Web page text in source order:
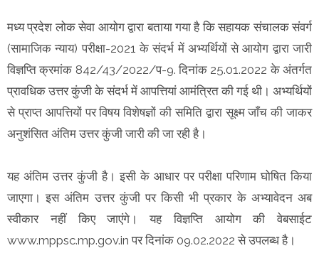
मध्य प्रदेश लोक सेवा आयोग द्वारा बताया गया है कि सहायक संचालक संवर्ग
(सामाजिक न्याय) परीक्षा-2021 के संदर्भ में अभ्यर्थियों से आयोग द्वारा जारी
विज्ञप्ति क्रमांक 842/43/2022/प-9. दिनांक 25.01.2022 के अंतर्गत
प्रावधिक उत्तर कुंजी के संदर्भ में आपत्तियां आमंत्रित की गई थी। अभ्यर्थियों
से प्राप्त आपत्तियों पर विषय विशेषज्ञों की समिति द्वारा सूक्ष्म जाँच की जाकर
अनुशंसित अंतिम उत्तर कुंजी जारी की जा रही है।
यह अंतिम उत्तर कुंजी है। इसी के आधार पर परीक्षा परिणाम घोषित किया
जाएगा। इस अंतिम उत्तर कुंजी पर किसी भी प्रकार के अभ्यावेदन अब
स्वीकार नहीं किए जाएंगे। यह विज्ञप्ति आयोग की वेबसाईट
www.mppsc.mp.gov.in पर दिनांक 09.02.2022 से उपलब्ध है।